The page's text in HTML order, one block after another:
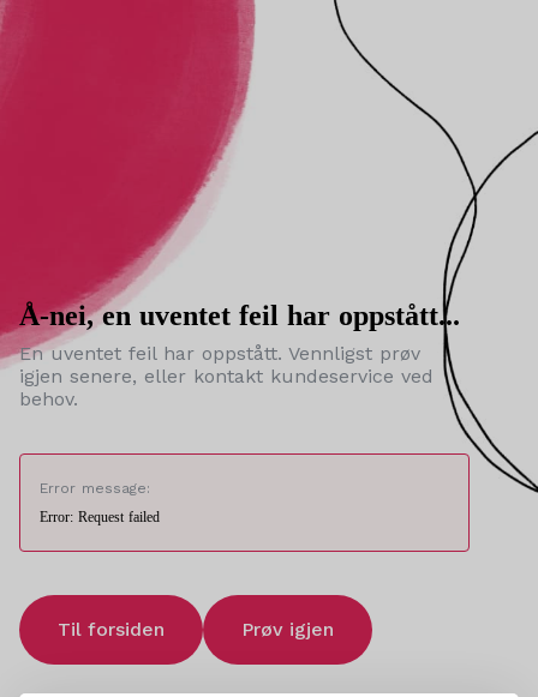
Å-nei, en uventet feil har oppstått...
En uventet feil har oppstått. Vennligst prøv
igjen senere, eller kontakt kundeservice ved
behov.
Error message:
Error: Request failed
Til forsiden Prøv igjen